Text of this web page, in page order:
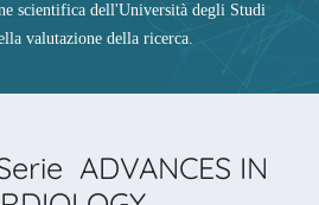
scientifica dell'Università degli Studi
valutazione della ricerca.
ADVANCES IN